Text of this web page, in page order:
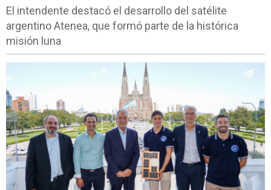
El intendente destacó el desarrollo del satélite
argentino Atenea, que formó parte de la histórica
misión luna